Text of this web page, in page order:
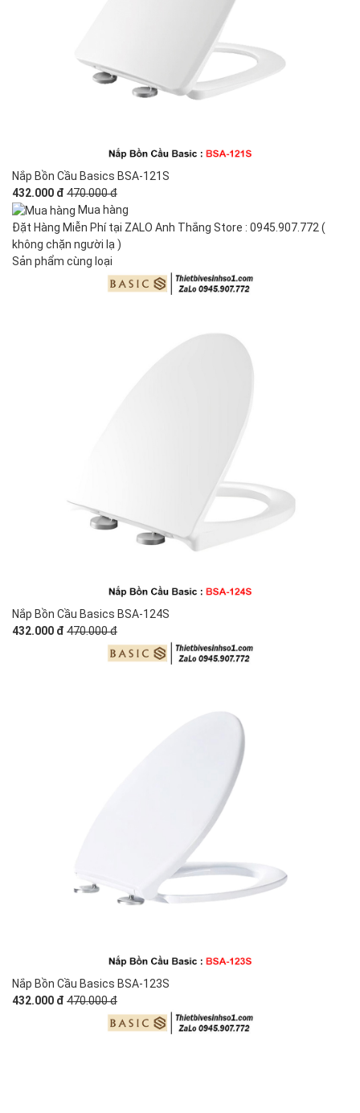
Nắp Bồn Cầu Basics BSA-121S
432.000 đ 470.000 đ
Mua hàng
Đặt Hàng Miễn Phí tại ZALO Anh Thắng Store : 0945.907.772 (
không chặn người lạ )
Sản phẩm cùng loại
Nắp Bồn Cầu Basics BSA-124S
432.000 đ 470.000 đ
Nắp Bồn Cầu Basics BSA-123S
432.000 đ 470.000 đ